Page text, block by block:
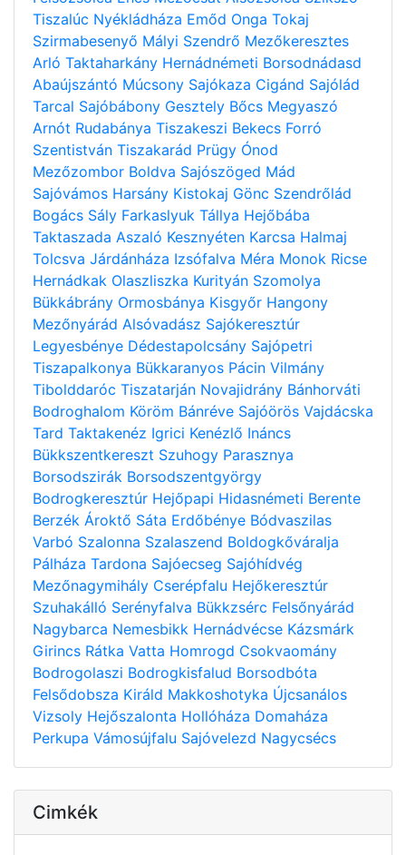
Tiszalúc Nyékládháza Emőd Onga Tokaj
Szirmabesenyő Mályi Szendrő Mezőkeresztes
Arló Taktaharkány Hernádnémeti Borsodnádasd
Abaújszántó Múcsony Sajókaza Cigánd Sajólád
Tarcal Sajóbábony Gesztely Bőcs Megyaszó
Arnót Rudabánya Tiszakeszi Bekecs Forró
Szentistván Tiszakarád Prügy Ónod
Mezőzombor Boldva Sajószöged Mád
Sajóvámos Harsány Kistokaj Gönc Szendrőlád
Bogács Sály Farkaslyuk Tállya Hejőbába
Taktaszada Aszaló Kesznyéten Karcsa Halmaj
Tolcsva Járdánháza Izsófalva Méra Monok Ricse
Hernádkak Olaszliszka Kurityán Szomolya
Bükkábrány Ormosbánya Kisgyőr Hangony
Mezőnyárád Alsóvadász Sajókeresztúr
Legyesbénye Dédestapolcsány Sajópetri
Tiszapalkonya Bükkaranyos Pácin Vilmány
Tibolddaróc Tiszatarján Novajidrány Bánhorváti
Bodroghalom Köröm Bánréve Sajóörös Vajdácska
Tard Taktakenéz Igrici Kenézlő Ináncs
Bükkszentkereszt Szuhogy Parasznya
Borsodszirák Borsodszentgyörgy
Bodrogkeresztúr Hejőpapi Hidasnémeti Berente
Berzék Ároktő Sáta Erdőbénye Bódvaszilas
Varbó Szalonna Szalaszend Boldogkőváralja
Pálháza Tardona Sajóecseg Sajóhídvég
Mezőnagymihály Cserépfalu Hejőkeresztúr
Szuhakálló Serényfalva Bükkzsérc Felsőnyárád
Nagybarca Nemesbikk Hernádvécse Kázsmárk
Girincs Rátka Vatta Homrogd Csokvaomány
Bodrogolaszi Bodrogkisfalud Borsodbóta
Felsődobsza Királd Makkoshotyka Újcsanálos
Vizsoly Hejőszalonta Hollóháza Domaháza
Perkupa Vámosújfalu Sajóvelezd Nagycsécs
Cimkék